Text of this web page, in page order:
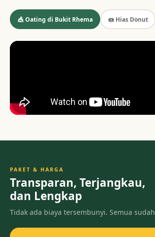
🎪 Oating di Bukit Rhema 🍩 Hias Donut
PAKET & HARGA
Transparan, Terjangkau,
dan Lengkap
Tidak ada biaya tersembunyi. Semua